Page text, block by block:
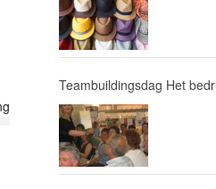
Teambuildingsdag Het